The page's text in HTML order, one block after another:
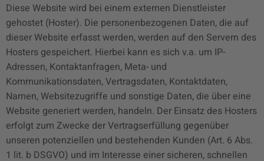
Diese Website wird bei einem externen Dienstleister
gehostet (Hoster). Die personenbezogenen Daten, die auf
dieser Website erfasst werden, werden auf den Servern des
Hosters gespeichert. Hierbei kann es sich v.a. um IP-
Adressen, Kontaktanfragen, Meta- und
Kommunikationsdaten, Vertragsdaten, Kontaktdaten,
Namen, Websitezugriffe und sonstige Daten, die über eine
Website generiert werden, handeln. Der Einsatz des Hosters
erfolgt zum Zwecke der Vertragserfüllung gegenüber
unseren potenziellen und bestehenden Kunden (Art. 6 Abs.
1 lit. b DSGVO) und im Interesse einer sicheren, schnellen